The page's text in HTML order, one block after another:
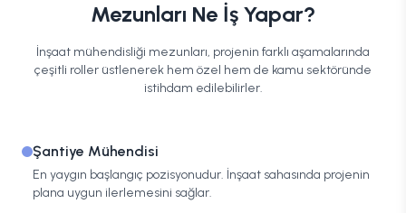
Mezunları Ne İş Yapar?
İnşaat mühendisliği mezunları, projenin farklı aşamalarında
çeşitli roller üstlenerek hem özel hem de kamu sektöründe
istihdam edilebilirler.
Şantiye Mühendisi
En yaygın başlangıç pozisyonudur. İnşaat sahasında projenin
plana uygun ilerlemesini sağlar.